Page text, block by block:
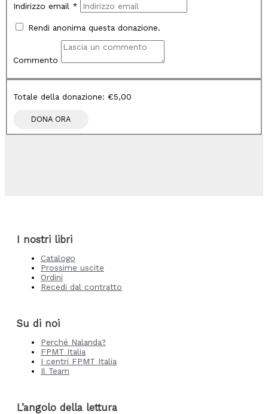
Indirizzo email *
Rendi anonima questa donazione.
Commento
Totale della donazione:€5,00
I nostri libri
Catalogo
Prossime uscite
Ordini
Recedi dal contratto
Su di noi
Perché Nalanda?
FPMT Italia
I centri FPMT Italia
Il Team
L’angolo della lettura